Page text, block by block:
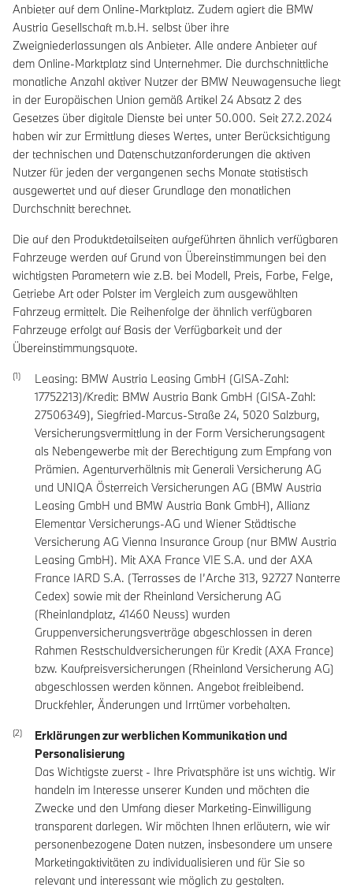
Anbieter auf dem Online-Marktplatz. Zudem agiert die BMW
Austria Gesellschaft m.b.H. selbst über ihre
Zweigniederlassungen als Anbieter. Alle andere Anbieter auf
dem Online-Marktplatz sind Unternehmer. Die durchschnittliche
monatliche Anzahl aktiver Nutzer der BMW Neuwagensuche liegt
in der Europäischen Union gemäß Artikel 24 Absatz 2 des
Gesetzes über digitale Dienste bei unter 50.000. Seit 27.2.2024
haben wir zur Ermittlung dieses Wertes, unter Berücksichtigung
der technischen und Datenschutzanforderungen die aktiven
Nutzer für jeden der vergangenen sechs Monate statistisch
ausgewertet und auf dieser Grundlage den monatlichen
Durchschnitt berechnet.
Die auf den Produktdetailseiten aufgeführten ähnlich verfügbaren
Fahrzeuge werden auf Grund von Übereinstimmungen bei den
wichtigsten Parametern wie z.B. bei Modell, Preis, Farbe, Felge,
Getriebe Art oder Polster im Vergleich zum ausgewählten
Fahrzeug ermittelt. Die Reihenfolge der ähnlich verfügbaren
Fahrzeuge erfolgt auf Basis der Verfügbarkeit und der
Übereinstimmungsquote.
Leasing: BMW Austria Leasing GmbH (GISA-Zahl:
17752213)/Kredit: BMW Austria Bank GmbH (GISA-Zahl:
27506349), Siegfried-Marcus-Straße 24, 5020 Salzburg,
Versicherungsvermittlung in der Form Versicherungsagent
als Nebengewerbe mit der Berechtigung zum Empfang von
Prämien. Agenturverhältnis mit Generali Versicherung AG
und UNIQA Österreich Versicherungen AG (BMW Austria
Leasing GmbH und BMW Austria Bank GmbH), Allianz
Elementar Versicherungs-AG und Wiener Städtische
Versicherung AG Vienna Insurance Group (nur BMW Austria
Leasing GmbH). Mit AXA France VIE S.A. und der AXA
France IARD S.A. (Terrasses de I’Arche 313, 92727 Nanterre
Cedex) sowie mit der Rheinland Versicherung AG
(Rheinlandplatz, 41460 Neuss) wurden
Gruppenversicherungsverträge abgeschlossen in deren
Rahmen Restschuldversicherungen für Kredit (AXA France)
bzw. Kaufpreisversicherungen (Rheinland Versicherung AG)
abgeschlossen werden können. Angebot freibleibend.
Druckfehler, Änderungen und Irrtümer vorbehalten.
Erklärungen zur werblichen Kommunikation und
Personalisierung
Das Wichtigste zuerst - Ihre Privatsphäre ist uns wichtig. Wir
handeln im Interesse unserer Kunden und möchten die
Zwecke und den Umfang dieser Marketing-Einwilligung
transparent darlegen. Wir möchten Ihnen erläutern, wie wir
personenbezogene Daten nutzen, insbesondere um unsere
Marketingaktivitäten zu individualisieren und für Sie so
relevant und interessant wie möglich zu gestalten.